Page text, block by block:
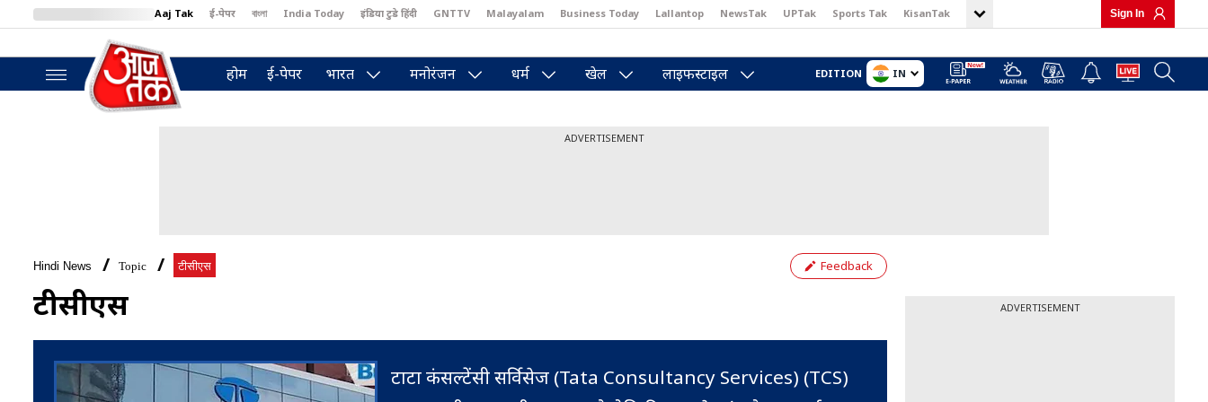
Aaj Tak ई-पेपर বাংলা India Today इंडिया टुडे हिंदी GNTTV Malayalam Business Today Lallantop NewsTak UPTak Sports Tak KisanTak
BT Bazaar
Sign In
होम ई-पेपर भारत मनोरंजन धर्म खेल लाइफस्टाइल EDITION IN
ADVERTISEMENT
Hindi News Topic टीसीएस Feedback
टीसीएस
टाटा कंसल्टेंसी सर्विसेज (Tata Consultancy Services) (TCS)
ADVERTISEMENT